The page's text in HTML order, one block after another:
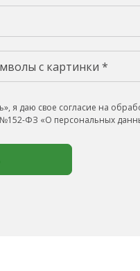
я даю свое согласие на
№152-ФЗ «О персональных